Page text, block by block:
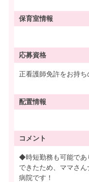
保育室情報
応募資格
正看護師免許をお持ち
配置情報
コメント
◆時短勤務も可能であ
できたため、ママさ
病院です！